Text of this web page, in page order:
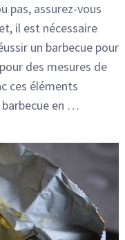
pas, assurez-vous
il est nécessaire
un barbecue pour
des mesures de
ces éléments
en …